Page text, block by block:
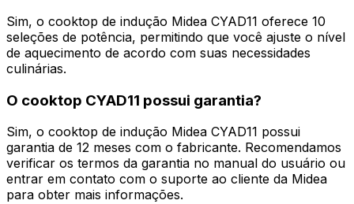
Sim, o cooktop de indução Midea CYAD11 oferece 10
seleções de potência, permitindo que você ajuste o nível
de aquecimento de acordo com suas necessidades
culinárias.
O cooktop CYAD11 possui garantia?
Sim, o cooktop de indução Midea CYAD11 possui
garantia de 12 meses com o fabricante. Recomendamos
verificar os termos da garantia no manual do usuário ou
entrar em contato com o suporte ao cliente da Midea
para obter mais informações.